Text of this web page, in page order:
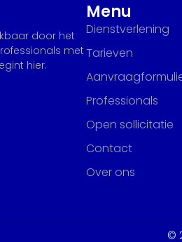
door het
met
hier.
Menu
Dienstverlening
Tarieven
Professionals
Open sollicitatie
Contact
Over ons
©